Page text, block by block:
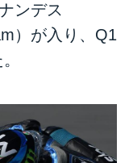
ンデス
）が入り、Q1